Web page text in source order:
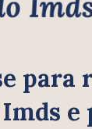
para
e